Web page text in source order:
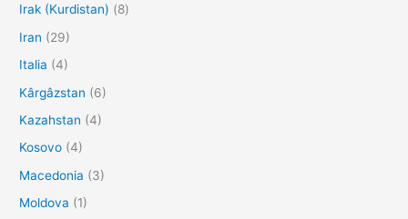
Irak (Kurdistan) (8)
Iran (29)
Italia (4)
Kârgâzstan (6)
Kazahstan (4)
Kosovo (4)
Macedonia (3)
Moldova (1)